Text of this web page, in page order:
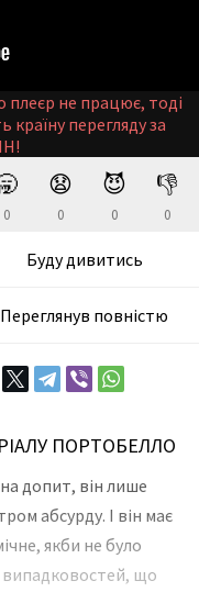
не працює, тоді
країну перегляду за
0
😧
0
😈
0
👎
0
Буду дивитись
Переглянув повністю
ПОРТОБЕЛЛО
допит, він лише
абсурду. І він має
якби не було
випадковостей, що